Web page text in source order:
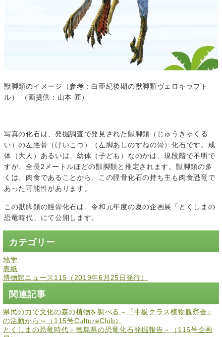
獣脚類のイメージ（参考：白亜紀後期の獣脚類ヴェロキラプト
ル） （画提供：山本 匠）
写真の化石は、発掘調査で発見された獣脚類（じゅうきゃくる
い）の左脛骨（けいこつ）（左脚あしのすねの骨）化石です。成
体（大人）あるいは、幼体（子ども）なのかは、現段階で不明で
すが、全長2メートルほどの獣脚類と推定されます。獣脚類の多
くは、肉食であることから、この脛骨化石の持ち主も肉食恐竜で
あった可能性があります。
この獣脚類の脛骨化石は、令和元年度の夏の企画展「とくしまの
恐竜時代」にて公開します。
カテゴリー
地学
表紙
博物館ニュース115（2019年6月25日発行）
関連記事
県民の力で文化の森の植物を調べる～『中級クラス植物観察会』
の活動から～（115号CultureClub）
とくしまの恐竜時代－徳島県の恐竜化石発掘報告－（115号企画